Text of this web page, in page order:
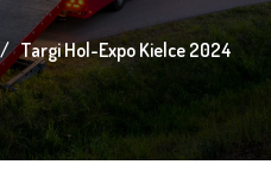
Targi Hol-Expo Kielce 2024